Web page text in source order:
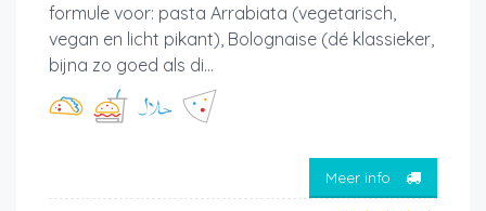
formule voor: pasta Arrabiata (vegetarisch,
vegan en licht pikant), Bolognaise (dé klassieker,
bijna zo goed als di...
Meer info